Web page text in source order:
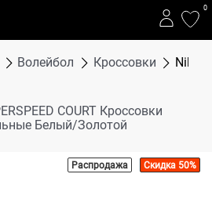
0
Волейбол Кроссовки Nike
COURT Кроссовки
Белый/Золотой
Распродажа Скидка 50%